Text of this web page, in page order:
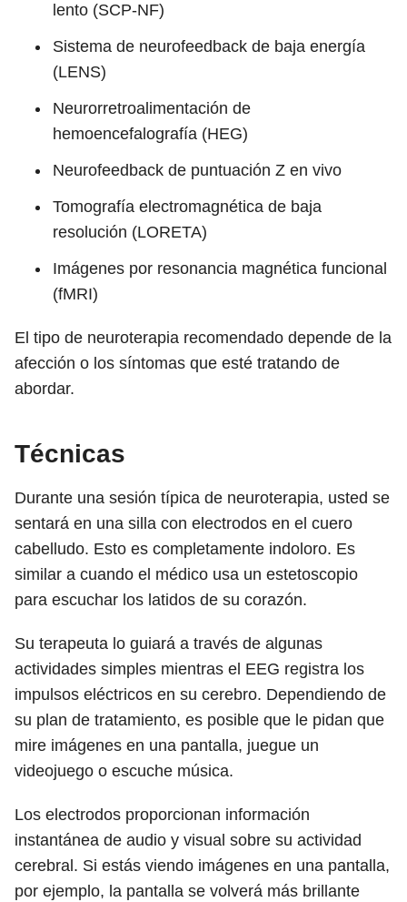
lento (SCP-NF)
Sistema de neurofeedback de baja energía
(LENS)
Neurorretroalimentación de
hemoencefalografía (HEG)
Neurofeedback de puntuación Z en vivo
Tomografía electromagnética de baja
resolución (LORETA)
Imágenes por resonancia magnética funcional
(fMRI)
El tipo de neuroterapia recomendado depende de la
afección o los síntomas que esté tratando de
abordar.
Técnicas
Durante una sesión típica de neuroterapia, usted se
sentará en una silla con electrodos en el cuero
cabelludo. Esto es completamente indoloro. Es
similar a cuando el médico usa un estetoscopio
para escuchar los latidos de su corazón.
Su terapeuta lo guiará a través de algunas
actividades simples mientras el EEG registra los
impulsos eléctricos en su cerebro. Dependiendo de
su plan de tratamiento, es posible que le pidan que
mire imágenes en una pantalla, juegue un
videojuego o escuche música.
Los electrodos proporcionan información
instantánea de audio y visual sobre su actividad
cerebral. Si estás viendo imágenes en una pantalla,
por ejemplo, la pantalla se volverá más brillante